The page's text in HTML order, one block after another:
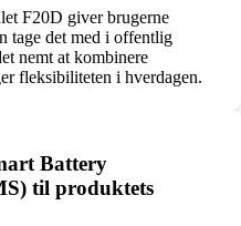
F20D giver brugerne
tage det med i offentlig
nemt at kombinere
fleksibiliteten i hverdagen.
Battery
til produktets